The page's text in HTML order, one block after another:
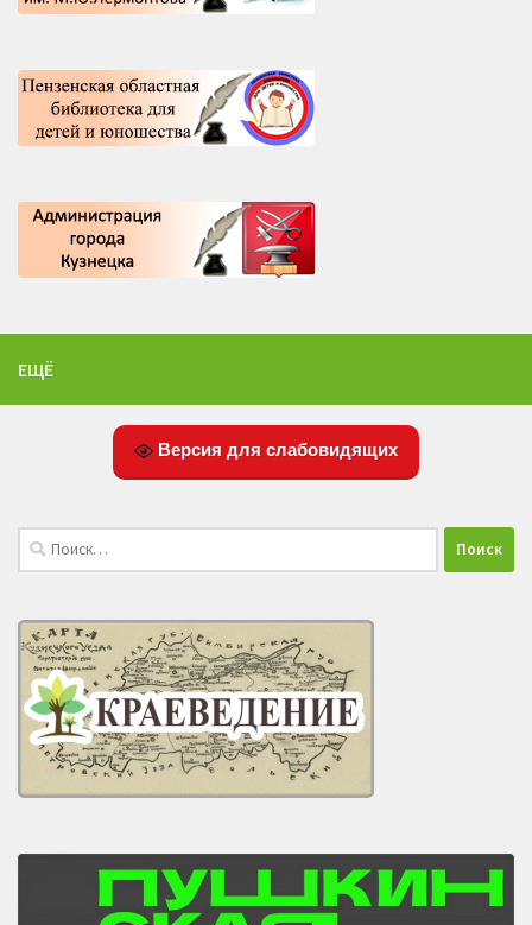
ЕЩЁ
Версия для слабовидящих
Найти: